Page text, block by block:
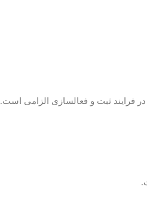
فرایند ثبت و فعالسازی الزامی است.